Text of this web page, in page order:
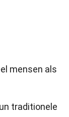
mensen als
traditionele